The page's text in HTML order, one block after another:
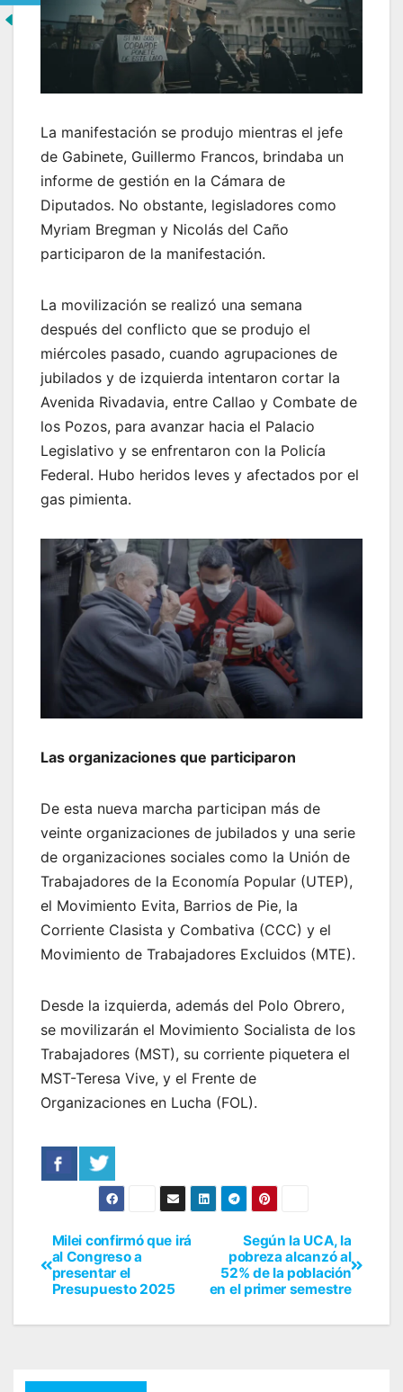
La manifestación se produjo mientras el jefe
de Gabinete, Guillermo Francos, brindaba un
informe de gestión en la Cámara de
Diputados. No obstante, legisladores como
Myriam Bregman y Nicolás del Caño
participaron de la manifestación.
La movilización se realizó una semana
después del conflicto que se produjo el
miércoles pasado, cuando agrupaciones de
jubilados y de izquierda intentaron cortar la
Avenida Rivadavia, entre Callao y Combate de
los Pozos, para avanzar hacia el Palacio
Legislativo y se enfrentaron con la Policía
Federal. Hubo heridos leves y afectados por el
gas pimienta.
Las organizaciones que participaron
De esta nueva marcha participan más de
veinte organizaciones de jubilados y una serie
de organizaciones sociales como la Unión de
Trabajadores de la Economía Popular (UTEP),
el Movimiento Evita, Barrios de Pie, la
Corriente Clasista y Combativa (CCC) y el
Movimiento de Trabajadores Excluidos (MTE).
Desde la izquierda, además del Polo Obrero,
se movilizarán el Movimiento Socialista de los
Trabajadores (MST), su corriente piquetera el
MST-Teresa Vive, y el Frente de
Organizaciones en Lucha (FOL).
Según la UCA, la
pobreza alcanzó al
52% de la población
en el primer semestre
Milei confirmó que irá
al Congreso a
presentar el
Presupuesto 2025